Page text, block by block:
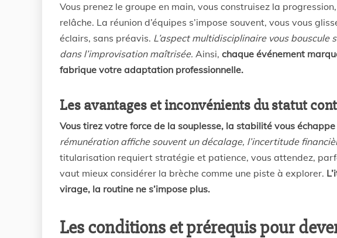
Vous prenez le groupe en main, vous construisez la
relâche. La réunion d’équipes s’impose souvent, vous vous
éclairs, sans préavis. L’aspect multidisciplinaire vous bouscule
dans l’improvisation maîtrisée. Ainsi, chaque événement
fabrique votre adaptation professionnelle.
Les avantages et inconvénients du statut
Vous tirez votre force de la souplesse, la stabilité vous
rémunération affiche souvent un décalage, l’incertitude
titularisation requiert stratégie et patience, vous attendez,
vaut mieux considérer la brèche comme une piste à explorer.
virage, la routine ne s’impose plus.
Les conditions et prérequis pour